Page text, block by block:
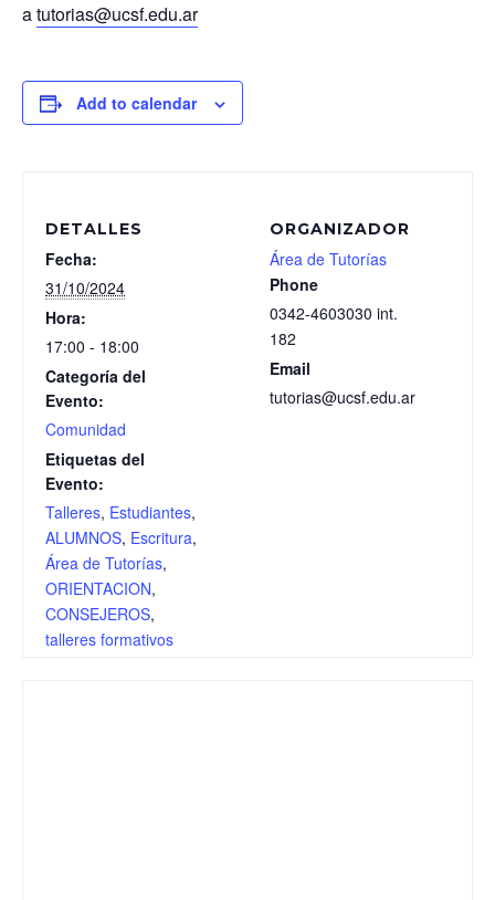
atutorias@ucsf.edu.ar
Add to calendar
DETALLES
Fecha:
31/10/2024
Hora:
17:00 - 18:00
Categoría del
Evento:
Comunidad
Etiquetas del
Evento:
Talleres, Estudiantes,
ALUMNOS, Escritura,
Área de Tutorías,
ORIENTACION,
CONSEJEROS,
talleres formativos
ORGANIZADOR
Área de Tutorías
Phone
0342-4603030 int.
182
Email
tutorias@ucsf.edu.ar